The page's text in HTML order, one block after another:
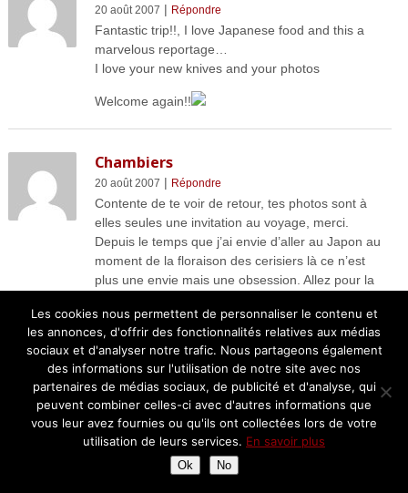
20 août 2007 | Répondre
Fantastic trip!!, I love Japanese food and this a
marvelous reportage…
I love your new knives and your photos
Welcome again!!
Chambiers
20 août 2007 | Répondre
Contente de te voir de retour, tes photos sont à
elles seules une invitation au voyage, merci.
Depuis le temps que j’ai envie d’aller au Japon au
moment de la floraison des cerisiers là ce n’est
plus une envie mais une obsession. Allez pour la
Anne
valentinA
20 août 2007| Répondre
Wow!!! I so envy you Chantal!
I love sushis as well, how I wish I could visit Japan
Les cookies nous permettent de personnaliser le contenu et
les annonces, d'offrir des fonctionnalités relatives aux médias
sociaux et d'analyser notre trafic. Nous partageons également
des informations sur l'utilisation de notre site avec nos
partenaires de médias sociaux, de publicité et d'analyse, qui
peuvent combiner celles-ci avec d'autres informations que
vous leur avez fournies ou qu'ils ont collectées lors de votre
utilisation de leurs services. En savoir plus
Ok No